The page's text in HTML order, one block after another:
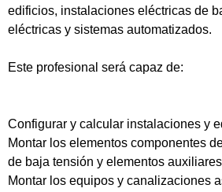
edificios, instalaciones eléctricas de
eléctricas y sistemas automatizados.
Este profesional será capaz de:
Configurar y calcular instalaciones y
Montar los elementos componentes
de baja tensión y elementos
Montar los equipos y canalizaciones